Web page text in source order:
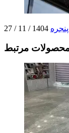
1404 / 11 / 27
مرتبط